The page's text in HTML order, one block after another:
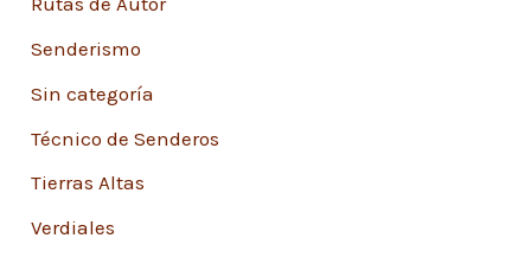
Senderismo
Sin categoría
Técnico de Senderos
Tierras Altas
Verdiales